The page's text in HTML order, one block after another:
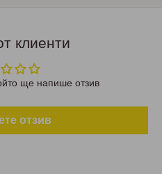
клиенти
ще напише отзив
отзив